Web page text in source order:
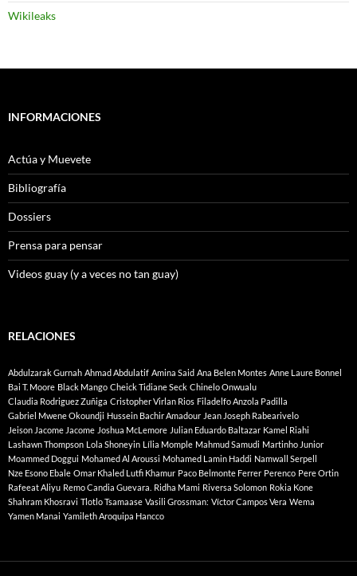
Wikileaks
INFORMACIONES
Actúa y Muevete
Bibliografía
Dossiers
Prensa para pensar
Videos guay (y a veces no tan guay)
RELACIONES
Abdulzarak Gurnah Ahmad Abdulatif Amina Said Ana Belen Montes Anne Laure Bonnel
Bai T. Moore Black Mango Cheick Tidiane Seck Chinelo Onwualu
Claudia Rodriguez Zuñiga Cristopher Virlan Rios Filadelfo Anzola Padilla
Gabriel Mwene Okoundji Hussein Bachir Amadour Jean Joseph Rabearivelo
Jeison Jacome Jacome Joshua McLemore Julian Eduardo Baltazar Kamel Riahi
Lashawn Thompson Lola Shoneyin Lília Momple Mahmud Samudi Martinho Junior
Moammed Doggui Mohamed Al Aroussi Mohamed Lamin Haddi Namwall Serpell
Nze Esono Ebale Omar Khaled Lutfi Khamur Paco Belmonte Ferrer Perenco Pere Ortin
Rafeeat Aliyu Remo Candia Guevara. Ridha Mami Riversa Solomon Rokia Kone
Shahram Khosravi Tlotlo Tsamaase Vasili Grossman: Víctor Campos Vera Wema
Yamen Manai Yamileth Aroquipa Hancco